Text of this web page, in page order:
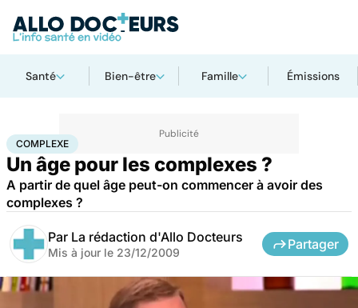
Santé Bien-être Famille Émissions
AccueilSanté Complexe
COMPLEXE
Un âge pour les complexes ?
A partir de quel âge peut-on commencer à avoir des
complexes ?
Par La rédaction d'Allo Docteurs
Mis à jour le 23/12/2009
Partager